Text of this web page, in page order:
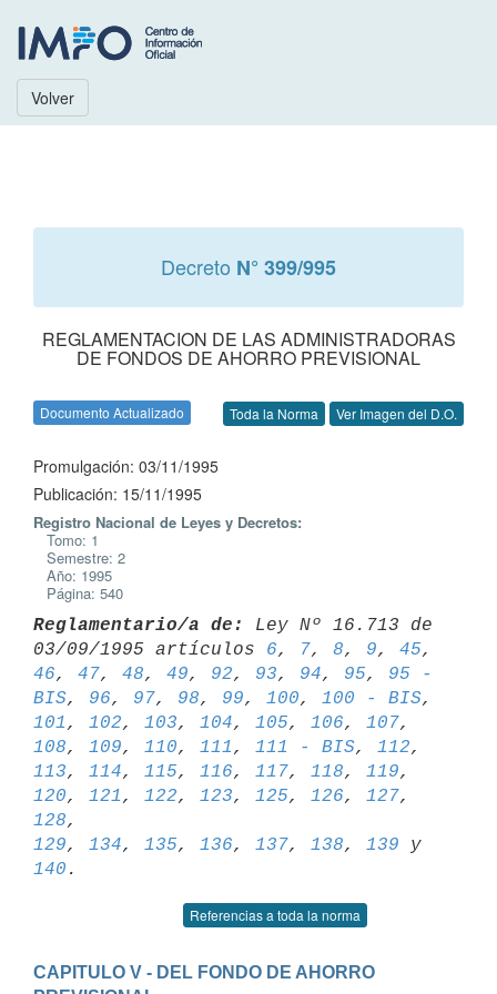
Volver
Decreto N° 399/995
REGLAMENTACION DE LAS ADMINISTRADORAS
DE FONDOS DE AHORRO PREVISIONAL
Documento Actualizado Toda la Norma Ver Imagen del D.O.
Promulgación: 03/11/1995
Publicación: 15/11/1995
Registro Nacional de Leyes y Decretos:
Tomo: 1
Semestre: 2
Año: 1995
Página: 540
Reglamentario/a de:
Ley Nº 16.713 de
03/09/1995 artículos 6, 7, 8, 9, 45
46, 47, 48, 49, 92, 93, 94, 95, 95 -
BIS, 96, 97, 98, 99, 100, 100 - BIS
101 , 102, 103, 104, 105, 106, 107
108, 109, 110, 111 , 111 - BIS, 112,
113, 114, 115, 116, 117, 118, 119
120, 121 , 122, 123, 125, 126, 127
128
129, 134, 135, 136, 137, 138, 139
140
Referencias a toda la norma
CAPITULO V - DEL FONDO DE AHORRO